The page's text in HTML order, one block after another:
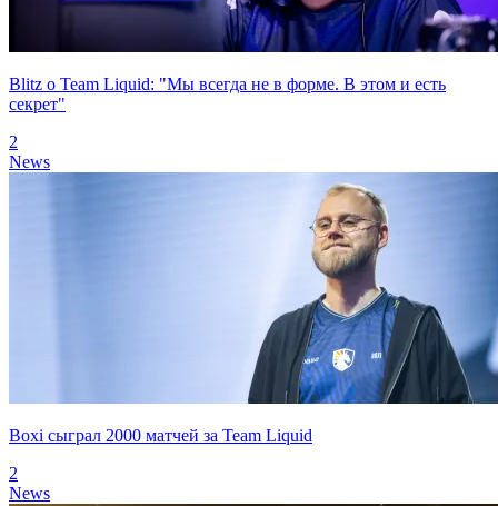
Blitz о Team Liquid: "Мы всегда не в форме. В этом и есть
секрет"
2
News
Boxi сыграл 2000 матчей за Team Liquid
2
News